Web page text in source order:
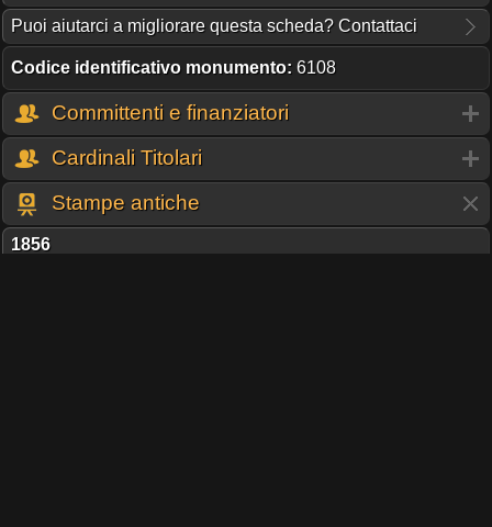
Puoi aiutarci a migliorare questa scheda? Contattaci
Codice identificativo monumento: 6108
Committenti e finanziatori
Cardinali Titolari
Stampe antiche
1856